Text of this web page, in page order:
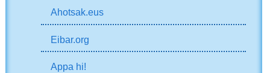
Ahotsak.eus
Eibar.org
Appa hi!